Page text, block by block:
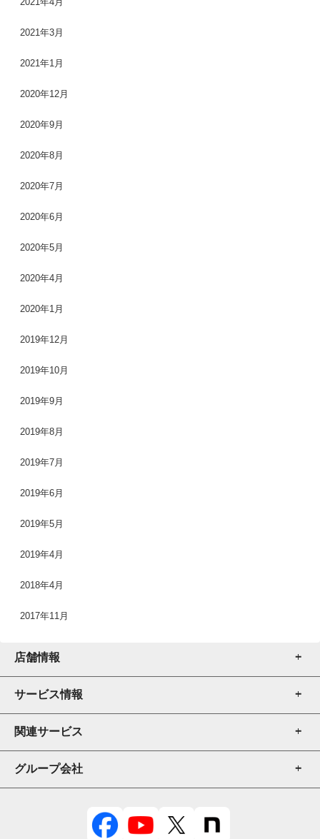
2021年3月
2021年1月
2020年12月
2020年9月
2020年8月
2020年7月
2020年6月
2020年5月
2020年4月
2020年1月
2019年12月
2019年10月
2019年9月
2019年8月
2019年7月
2019年6月
2019年5月
2019年4月
2018年4月
2017年11月
店舗情報
店舗一覧
店舗検索
サービス情報
厨房機器販売
厨房機器売買
修理・メンテナンス
関連サービス
厨房機器販売
グループ会社
テンポスドットコム